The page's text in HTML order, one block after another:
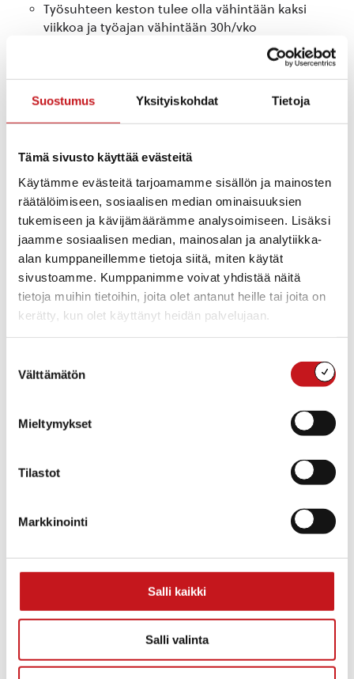
Suostumus Yksityiskohdat Tietoja
Tämä sivusto käyttää evästeitä
Käytämme evästeitä tarjoamamme sisällön ja mainosten
räätälöimiseen, sosiaalisen median ominaisuuksien
tukemiseen ja kävijämäärämme analysoimiseen. Lisäksi
jaamme sosiaalisen median, mainosalan ja analytiikka-
alan kumppaneillemme tietoja siitä, miten käytät
sivustoamme. Kumppanimme voivat yhdistää näitä
tietoja muihin tietoihin, joita olet antanut heille tai joita on
kerätty, kun olet käyttänyt heidän palvelujaan.
valinta
Välttämätön
Mieltymykset
Tilastot
Markkinointi
Salli kaikki
Salli valinta
Työsuhteen keston tulee olla vähintään kaksi
viikkoa ja työajan vähintään 30h/vko
työehtosopimuksen mukaista palkkaa sekä
huolehtia työnantajan lakisääteisistä sosiaali- ja
eläkemaksuista
Tuki myönnetään hakujärjestyksessä,
Myönnetystä tuesta lähetetään työnantajalle
Työnantaja tekee nuoren kanssa kirjallisen
työsopimuksen, maksaa palkan ja antaa työsuhteen
päättyessä työtodistuksen. Tuki maksetaan
työnantajalle jälkikäteen tositteita vastaan. Tuen
maksamista varten työnantajan tulee toimittaa kopio
työtodistuksesta josta käy ilmi työllistetyn
henkilötiedot, työtehtävät sekä työsuhteen ajankohta
ja -kesto. Lisäksi työnantajan on toimitettava todiste
eläkemaksuista.
mennessä vapaa-aikatoimistoon. Työllistämistuki
2. Työllistyminen kunnan kesätyöpaikkoihin
kunnan eri sektoreille, mm. viheraluetyöt, siivous,
liikennepuisto, kulttuuri, hallinto, koulutoimi (mm.
kesäkerho- ja ratsastusleiritoiminta).
Kesätyöllistämisessä sovellamme Tutustu työelämään
kesäharjoitteluohjelma on tarkoitettu peruskoulu- ja